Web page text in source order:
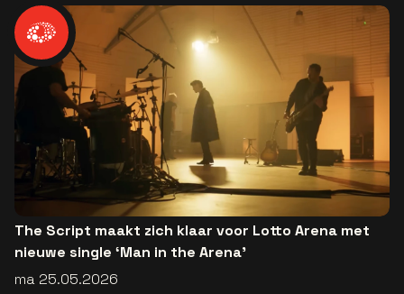
The Script maakt zich klaar voor Lotto Arena met
nieuwe single ‘Man in the Arena’
ma 25.05.2026